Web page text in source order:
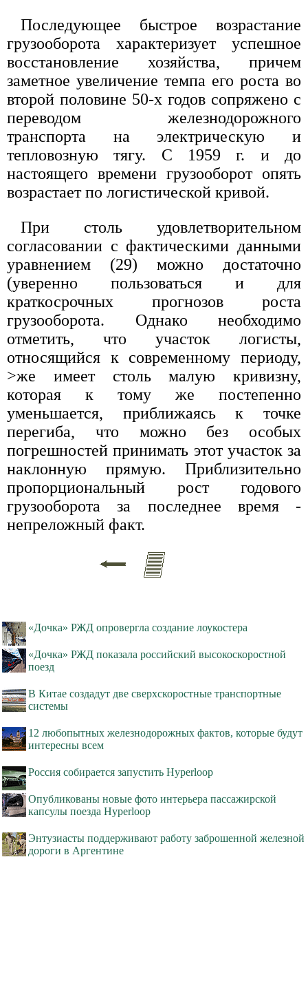
Последующее быстрое возрастание
грузооборота характеризует успешное
восстановление хозяйства, причем
заметное увеличение темпа его роста во
второй половине 50-х годов сопряжено с
переводом железнодорожного
транспорта на электрическую и
тепловозную тягу. С 1959 г. и до
настоящего времени грузооборот опять
возрастает по логистической кривой.
При столь удовлетворительном
согласовании с фактическими данными
уравнением (29) можно достаточно
(уверенно пользоваться и для
краткосрочных прогнозов роста
грузооборота. Однако необходимо
отметить, что участок логисты,
относящийся к современному периоду,
>же имеет столь малую кривизну,
которая к тому же постепенно
уменьшается, приближаясь к точке
перегиба, что можно без особых
погрешностей принимать этот участок за
наклонную прямую. Приблизительно
пропорциональный рост годового
грузооборота за последнее время -
непреложный факт.
«Дочка» РЖД опровергла создание лоукостера
«Дочка» РЖД показала российский высокоскоростной
поезд
В Китае создадут две сверхскоростные транспортные
системы
12 любопытных железнодорожных фактов, которые будут
интересны всем
Россия собирается запустить Hyperloop
Опубликованы новые фото интерьера пассажирской
капсулы поезда Hyperloop
Энтузиасты поддерживают работу заброшенной железной
дороги в Аргентине